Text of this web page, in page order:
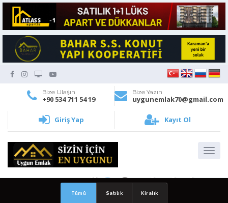
Bize Ulaşın
+90 534 711 54 19
Bize Yazın
uygunemlak70@gmail.com
Giriş Yap Kayıt Ol
PORFÖYLERİNİZİ
Tümü Satılık Kiralık